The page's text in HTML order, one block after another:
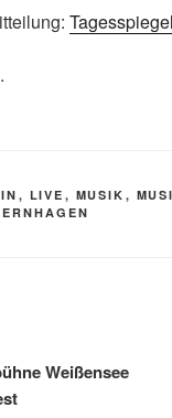
Tagesspiegel
, LIVE , MUSIK ,
Weißensee